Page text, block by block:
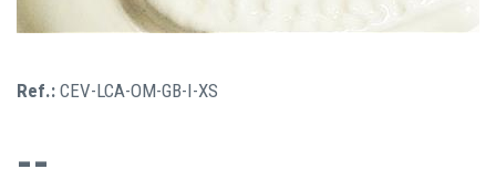
Ref.: CEV-LCA-OM-GB-I-XS
--